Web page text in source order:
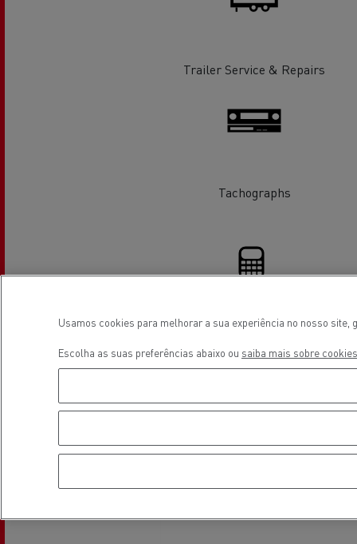
Veja os camiões disponíveis no
Trailer Service & Repairs
Tachographs
Financing
Localização
Usamos cookies para melhorar a sua experiência no nosso
Escolha as suas preferências abaixo ou saiba mais sobre cookies.